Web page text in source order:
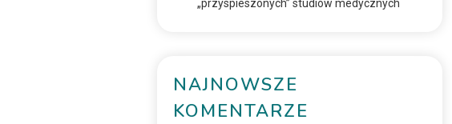
„przyspieszonych” studiów medycznych
NAJNOWSZE
KOMENTARZE